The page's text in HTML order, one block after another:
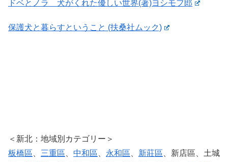
ドベとノラ 犬がくれた優しい世界(著)ヨシモフ郎
保護犬と暮らすということ (扶桑社ムック)
＜新北：地域別カテゴリー＞
板橋區 、 三重區 、 中和區 、 永和區 、 新莊區 、新店區、土城